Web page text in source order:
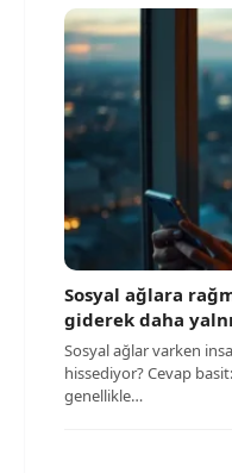
Sosyal ağlara
giderek daha
Sosyal ağlar varken
hissediyor? Cevap
genellikle…